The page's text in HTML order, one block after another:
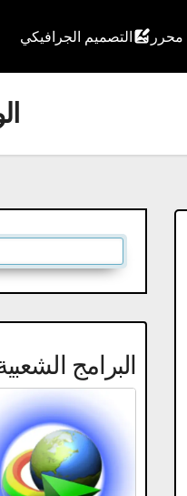
التصميم الجرافيكي
البرامج